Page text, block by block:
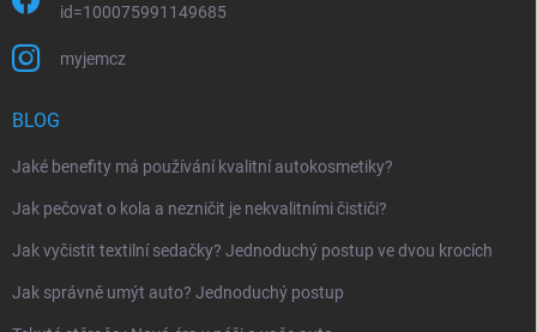
id=100075991149685
myjemcz
BLOG
Jaké benefity má používání kvalitní autokosmetiky?
Jak pečovat o kola a nezničit je nekvalitními čističi?
Jak vyčistit textilní sedačky? Jednoduchý postup ve dvou krocích
Jak správně umýt auto? Jednoduchý postup